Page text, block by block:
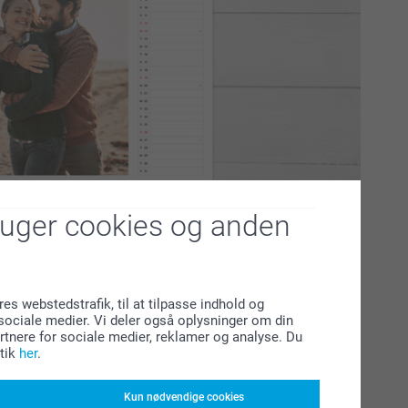
cookies og anden
webstedstrafik, til at tilpasse indhold og
medier. Vi deler også oplysninger om din
for sociale medier, reklamer og analyse. Du
her.
Kun nødvendige cookies
og design en fotokalender, der kombinerer
præg på din hverdag.
En personlig kalender gør det nemt at holde styr på
og personligt overblik.